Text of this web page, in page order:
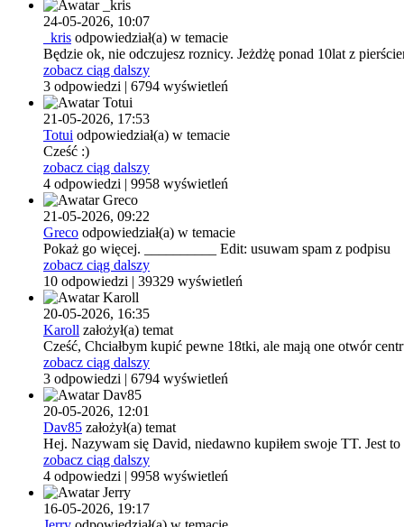
24-05-2026, 10:07
_kris odpowiedział(a) w temacie
Będzie ok, nie odczujesz roznicy. Jeżdżę ponad 10lat z
zobacz ciąg dalszy
3 odpowiedzi | 6794 wyświetleń
21-05-2026, 17:53
Totui odpowiedział(a) w temacie
Cześć :)
zobacz ciąg dalszy
4 odpowiedzi | 9958 wyświetleń
21-05-2026, 09:22
Greco odpowiedział(a) w temacie
Pokaż go więcej. __________ Edit: usuwam spam z podpisu
zobacz ciąg dalszy
10 odpowiedzi | 39329 wyświetleń
20-05-2026, 16:35
Karoll założył(a) temat
Cześć, Chciałbym kupić pewne 18tki, ale mają one otwór
zobacz ciąg dalszy
3 odpowiedzi | 6794 wyświetleń
20-05-2026, 12:01
Dav85 założył(a) temat
Hej. Nazywam się David, niedawno kupiłem swoje TT. Jest
zobacz ciąg dalszy
4 odpowiedzi | 9958 wyświetleń
16-05-2026, 19:17